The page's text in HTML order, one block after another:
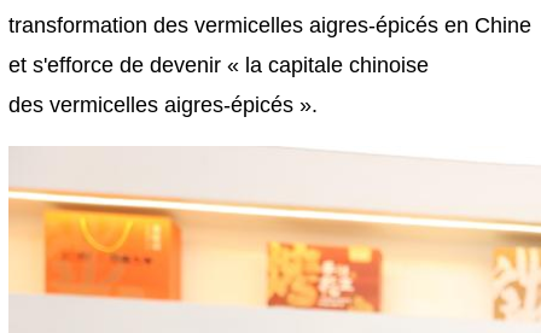
transformation des vermicelles aigres-épicés en Chine
et s'efforce de devenir « la capitale chinoise
des vermicelles aigres-épicés ».